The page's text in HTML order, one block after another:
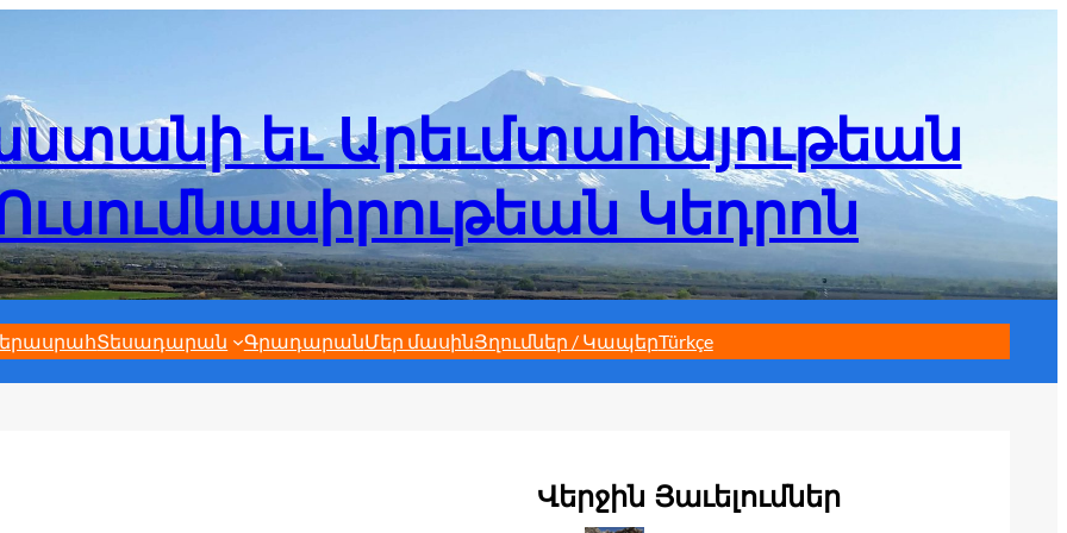
եւ Արեւմտահայութեան
Կեդրոն
Տեսադարան ԳրադարանՄեր մասինՅղումներ / ԿապերTürkçe
Վերջին Յաւելումներ